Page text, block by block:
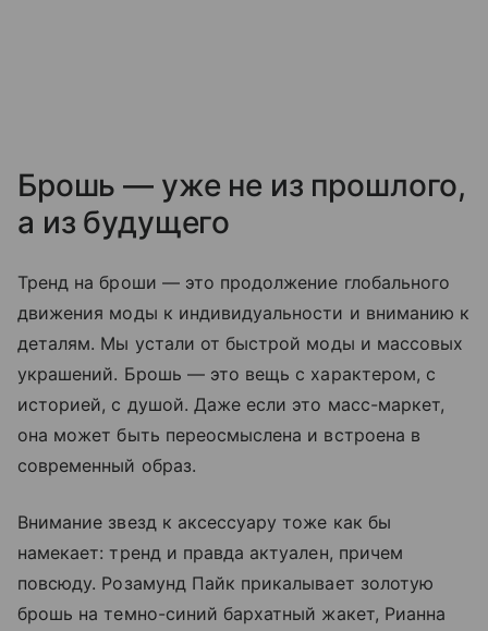
Брошь — уже не из прошлого,
а из будущего
Тренд на броши — это продолжение глобального
движения моды к индивидуальности и вниманию к
деталям. Мы устали от быстрой моды и массовых
украшений. Брошь — это вещь с характером, с
историей, с душой. Даже если это масс-маркет,
она может быть переосмыслена и встроена в
современный образ.
Внимание звезд к аксессуару тоже как бы
намекает: тренд и правда актуален, причем
повсюду. Розамунд Пайк прикалывает золотую
брошь на темно-синий бархатный жакет, Рианна